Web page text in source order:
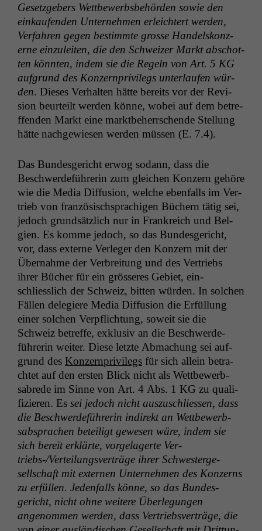
Geset­zge­bers Wet­tbe­werb­s­be­hör­den sowie den
einkaufend­en Unternehmen erle­ichtert wer­den,
Ver­fahren gegen bes­timmte grosse Han­del­skonz­
erne einzuleit­en, die den Schweiz­er Markt abschot­
ten kön­nten, indem sie die Regeln von Art. 5 KG
auf­grund des Konz­ern­priv­i­legs unter­laufen wür­
den. Dieses Ver­hal­ten hätte bere­its vor der Revi­
sion beurteilt wer­den könne, wobei auf dem betr­e­
f­fend­en Markt eine mark­t­be­herrschende Stel­lung
hätte nachgewiesen wer­den müssen (E. 7.4).
Das Bun­des­gericht erwog sodann, dass die
Beschw­erde­führerin zum gle­ichen Konz­ern gehöre
wie die Media Dif­fu­sion, welche eben­falls im Ver­
trieb von franzö­sis­chsprachi­gen Büch­ern tätig sei,
jedoch grund­sät­zlich nur in Frankre­ich und Bel­
gien. Es komme jedoch, so das Bun­des­gericht,
vor, dass externe Ver­leger den Konz­ern mit der
Über­nahme der Ver­bre­itung und des Ver­triebs
ihrer Büch­er für ein grösseres Gebi­et, ein­
schliesslich der Schweiz, bit­ten wür­den. In solchen
Fällen delegiere Media Dif­fu­sion die Erfül­lung
ein­er solchen Verpflich­tung, soweit sie die
Schweiz betr­e­ffe, exk­lu­siv an die Beschw­erde­
führerin weit­er. Diese let­zte Abmachung sei auf­
grund des Konz­ern­priv­i­legs für sich allein betra­
chtet auf den ersten Blick nicht als Wet­tbe­werb­
sabrede im Sinne von Art. 4 Abs. 1 KG zu qual­i­
fizieren. Es sei jedoch nicht auszuschliessen, dass
die Beschw­erde­führerin indi­rekt an Wet­tbe­werb­
sab­sprachen beteiligt gewe­sen wäre, indem sie
sich bere­it erk­lärte, vorge­lagerte Ver­
triebs-/Verteilungsverträge ihrer Schwest­erge­
sellschaft mit exter­nen Unternehmen des Konz­erns
zu erfüllen. Jeden­falls könne, so das Bun­des­
gericht, nicht ohne weit­ere Über­legun­gen
angenom­men wer­den, dass Ver­trieb­sverträge, die